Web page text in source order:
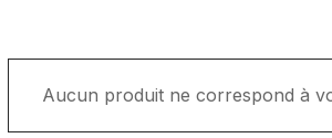
Aucun produit ne correspond à